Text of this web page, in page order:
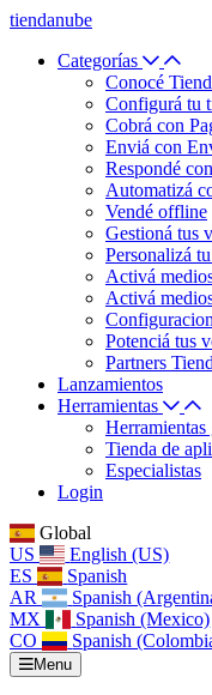
tiendanube
Categorías
Conocé
Configurá tu
Cobrá con
Enviá con
Respondé
Automatizá
Vendé offline
Gestioná tus
Personalizá
Activá
Activá
Potenciá tus
Partners
Lanzamientos
Herramientas
Herramientas
Tienda de
Especialistas
Login
Global
US
English (US)
ES
Spanish
AR
Spanish
MX
Spanish (Mexico)
CO
Spanish
Menu